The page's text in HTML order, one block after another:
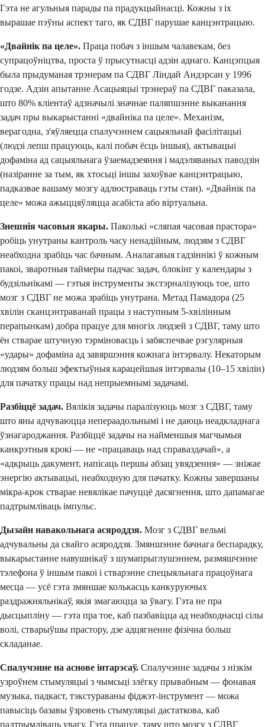
Гэта не агульныя парады па прадукцыйнасці. Кожны з іх
вырашае пэўны аспект таго, як СДВГ парушае канцэнтрацыю.
«Двайнік па целе». Праца побач з іншым чалавекам, без
супрацоўніцтва, проста ў прысутнасці адзін аднаго. Канцэпцыя
была прыдуманая трэнерам па СДВГ Ліндай Андэрсан у 1996
годзе. Адзін апытанне Асацыяцыі трэнераў па СДВГ паказала,
што 80% кліентаў адзначылі значнае паляпшэнне выканання
задач пры выкарыстанні «двайніка па целе». Механізм,
верагодна, з'яўляецца спалучэннем сацыяльнай фасілітацыі
(людзі лепш працуюць, калі побач ёсць іншыя), актывацыі
дофаміна ад сацыяльнага ўзаемадзеяння і мадэляваных паводзін
(назіранне за тым, як хтосьці іншы захоўвае канцэнтрацыю,
падказвае вашаму мозгу адлюстраваць гэты стан). «Двайнік па
целе» можа ажыццяўляцца асабіста або віртуальна.
Знешнія часовыя якары. Паколькі «сляпая часовая прастора»
робіць унутраны кантроль часу ненадійным, людзям з СДВГ
неабходна зрабіць час бачным. Аналагавыя гадзіннікі ў кожным
пакоі, зваротныя таймеры падчас задач, блокінг у календары з
будзільнікамі — гэтыя інструменты экстэрналізуюць тое, што
мозг з СДВГ не можа зрабіць унутрана. Метад Памадора (25
хвілін сканцэнтраванай працы з наступным 5-хвілінным
перапынкам) добра працуе для многіх людзей з СДВГ, таму што
ён стварае штучную тэрміновасць і забяспечвае рэгулярныя
«удары» дофаміна ад завяршэння кожнага інтэрвалу. Некаторым
людзям больш эфектыўныя карацейшыя інтэрвалы (10–15 хвілін)
для пачатку працы над непрыемнымі задачамі.
Разбіццё задач. Вялікія задачы паралізуюць мозг з СДВГ, таму
што яны адчуваюцца непераадольнымі і не даюць неадкладнага
ўзнагароджання. Разбіццё задачы на найменшыя магчымыя
канкрэтныя крокі — не «працаваць над справаздачай», а
«адкрыць дакумент, напісаць першы абзац увядзення» — зніжае
энергію актывацыі, неабходную для пачатку. Кожны завершаны
мікра-крок стварае невялікае пачуццё дасягнення, што дапамагае
падтрымліваць імпульс.
Дызайн навакольнага асяроддзя. Мозг з СДВГ вельмі
адчувальны да свайго асяроддзя. Змяншэнне бачнага беспарадку,
выкарыстанне навушнікаў з шумапрыглушэннем, размяшчэнне
тэлефона ў іншым пакоі і стварэнне спецыяльнага працоўнага
месца — усё гэта змяншае колькасць канкуруючых
раздражняльнікаў, якія змагаюцца за ўвагу. Гэта не пра
дысцыпліну — гэта пра тое, каб пазбавіцца ад неабходнасці сілы
волі, стварыўшы прастору, дзе адцягненне фізічна больш
складанае.
Спалучэнне на аснове інтарэсаў. Спалучэнне задачы з нізкім
узроўнем стымуляцыі з чымсьці злёгку прывабным — фонавая
музыка, падкаст, тэкстураваны фіджэт-інструмент — можа
павысіць базавы ўзровень стымуляцыі дастаткова, каб
падтрымліваць увагу. Гэта працуе, таму што мозгу з СДВГ